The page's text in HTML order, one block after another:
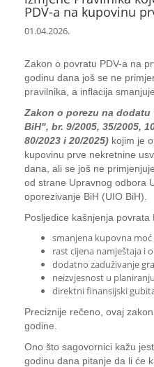
PDV-a na kupovinu
01.04.2026.
Zakon o povratu PDV-a na
godinu dana još se ne
pravilnika, a inflacija
Zakon o porezu na
BiH", br. 9/2005, 35/2005,
80/2023 i 20/2025) kojim je
kupovinu prve nekretnine
dana, ali se još ne
od strane Upravnog odbora
oporezivanje BiH (UIO BiH).
Posljedice kašnjenja povrata
smanjena kupovna moć
rast cijena namještaja i
dodatno zaduživanje
neizvjesnost u
direktni finansijski
Preciznije rečeno, ovaj
godine.
Ono što sagovornici kažu
godinu dana pitanje da li će